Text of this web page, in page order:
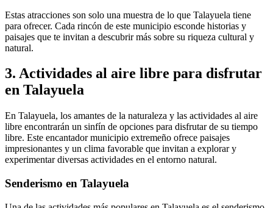
Estas atracciones son solo una muestra de lo que Talayuela tiene
para ofrecer. Cada rincón de este municipio esconde historias y
paisajes que te invitan a descubrir más sobre su riqueza cultural y
natural.
3. Actividades al aire libre para disfrutar
en Talayuela
En Talayuela, los amantes de la naturaleza y las actividades al aire
libre encontrarán un sinfín de opciones para disfrutar de su tiempo
libre. Este encantador municipio extremeño ofrece paisajes
impresionantes y un clima favorable que invitan a explorar y
experimentar diversas actividades en el entorno natural.
Senderismo en Talayuela